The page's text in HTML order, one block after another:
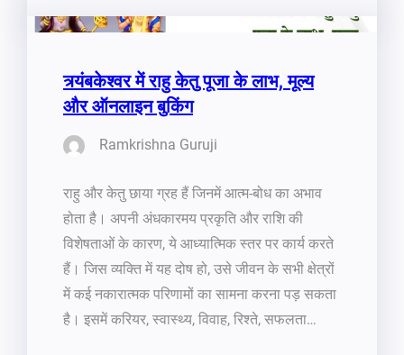
त्र्यंबकेश्वर में राहु केतु पूजा के लाभ, मूल्य
और ऑनलाइन बुकिंग
Ramkrishna Guruji
राहु और केतु छाया ग्रह हैं जिनमें आत्म-बोध का अभाव
होता है। अपनी अंधकारमय प्रकृति और राशि की
विशेषताओं के कारण, ये आध्यात्मिक स्तर पर कार्य करते
हैं। जिस व्यक्ति में यह दोष हो, उसे जीवन के सभी क्षेत्रों
में कई नकारात्मक परिणामों का सामना करना पड़ सकता
है। इसमें करियर, स्वास्थ्य, विवाह, रिश्ते, सफलता…